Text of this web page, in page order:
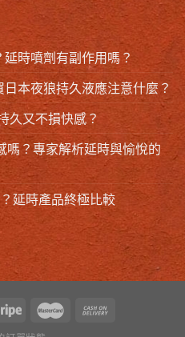
時噴劑有副作用嗎？
本夜狼持久液應注意什麼？
久又不損快感？
嗎？專家解析延時與愉悅的
延時產品終極比較